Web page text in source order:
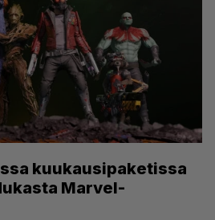
kuukausipaketissa
Marvel-